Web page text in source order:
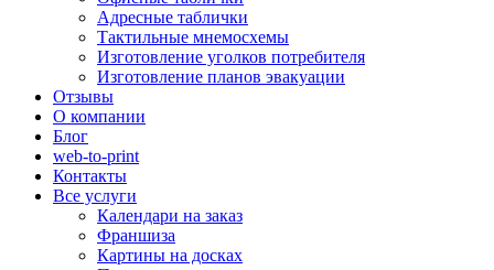
Адресные таблички
Тактильные мнемосхемы
Изготовление уголков потребителя
Изготовление планов эвакуации
Отзывы
О компании
Блог
web-to-print
Контакты
Все услуги
Календари на заказ
Франшиза
Картины на досках